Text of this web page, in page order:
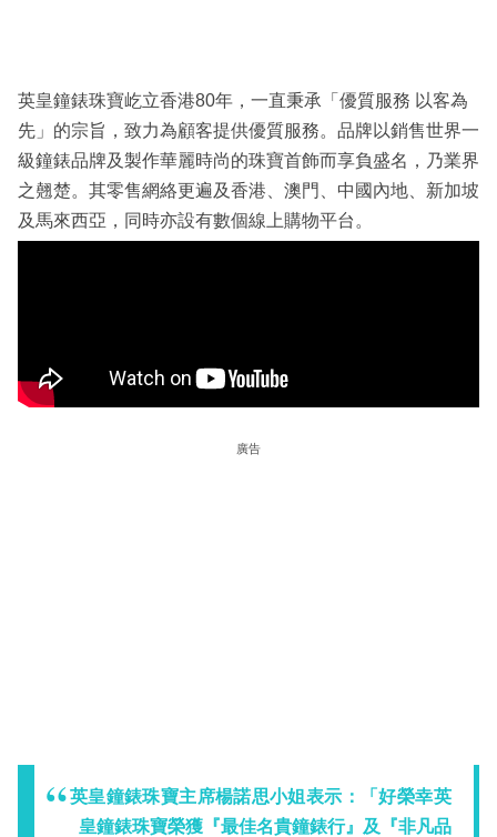
區
英皇鐘錶珠寶屹立香港80年，一直秉承「優質服務 以客為
先」的宗旨，致力為顧客提供優質服務。品牌以銷售世界一
級鐘錶品牌及製作華麗時尚的珠寶首飾而享負盛名，乃業界
之翹楚。其零售網絡更遍及香港、澳門、中國內地、新加坡
及馬來西亞，同時亦設有數個線上購物平台。
廣告
英皇鐘錶珠寶主席楊諾思小姐表示：「好榮幸英
皇鐘錶珠寶榮獲『最佳名貴鐘錶行』及『非凡品